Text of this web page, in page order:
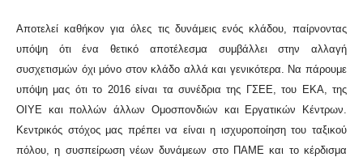
Αποτελεί καθήκον για όλες τις δυνάμεις ενός κλάδου, παίρνοντας
υπόψη ότι ένα θετικό αποτέλεσμα συμβάλλει στην αλλαγή
συσχετισμών όχι μόνο στον κλάδο αλλά και γενικότερα. Να πάρουμε
υπόψη μας ότι το 2016 είναι τα συνέδρια της ΓΣΕΕ, του ΕΚΑ, της
ΟΙΥΕ και πολλών άλλων Ομοσπονδιών και Εργατικών Κέντρων.
Κεντρικός στόχος μας πρέπει να είναι η ισχυροποίηση του ταξικού
πόλου, η συσπείρωση νέων δυνάμεων στο ΠΑΜΕ και το κέρδισμα